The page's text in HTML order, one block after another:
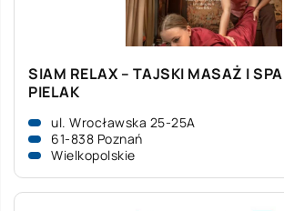
SIAM RELAX – TAJSKI MASAŻ I
PIELAK
ul. Wrocławska 25-25A
61-838 Poznań
Wielkopolskie